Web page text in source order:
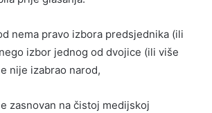
nema pravo izbora predsjednika (ili
izbor jednog od dvojice (ili više
nije izabrao narod,
zasnovan na čistoj medijskoj